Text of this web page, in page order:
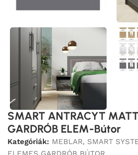
SMART ANTRACYT
GARDRÓB ELEM-Bútor
Kategóriák: MEBLAR, SMART